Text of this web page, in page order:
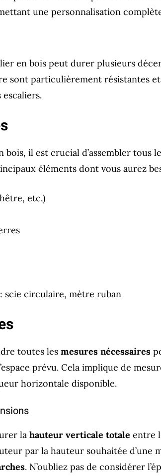
une personnalisation
en bois peut durer plusieurs
sont particulièrement résistantes
bois, il est crucial d’assembler tous
éléments dont vous aurez
etc.)
: scie circulaire, mètre ruban
toutes les mesures nécessaires
prévu. Cela implique de
horizontale disponible.
la hauteur verticale totale entre
par la hauteur souhaitée d’une
. N’oubliez pas de considérer